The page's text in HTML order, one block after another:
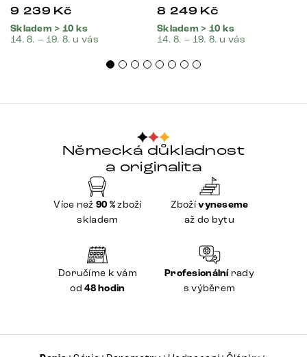
9 239 Kč
Skladem > 10 ks
14. 8. – 19. 8. u vás
8 249 Kč
Skladem > 10 ks
14. 8. – 19. 8. u vás
Německá důkladnost
a originalita
Více než 90 %zboží
skladem
Zbožívyneseme
až do bytu
Doručíme k vám
od48 hodin
Profesionálnírady
s výběrem